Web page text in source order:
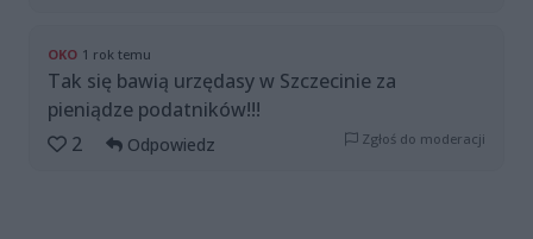
OKO 1 rok temu
Tak się bawią urzędasy w Szczecinie za
pieniądze podatników!!!
2
Odpowiedz Zgłoś do moderacji